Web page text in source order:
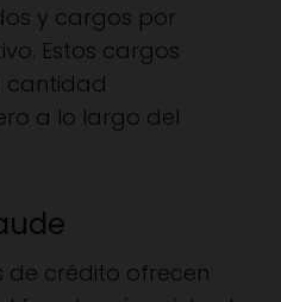
y cargos por
Estos cargos
cantidad
a lo largo del
de crédito ofrecen